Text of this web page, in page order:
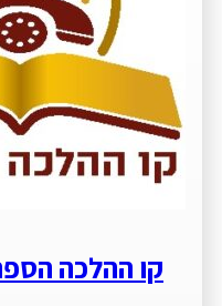
קו ההלכה הספרדי